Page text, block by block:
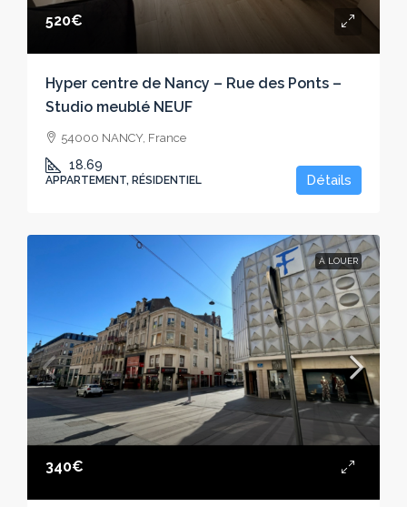
520€
Hyper centre de Nancy – Rue des Ponts –
Studio meublé NEUF
54000 NANCY, France
18.69
APPARTEMENT, RÉSIDENTIEL Détails
À LOUER
340€